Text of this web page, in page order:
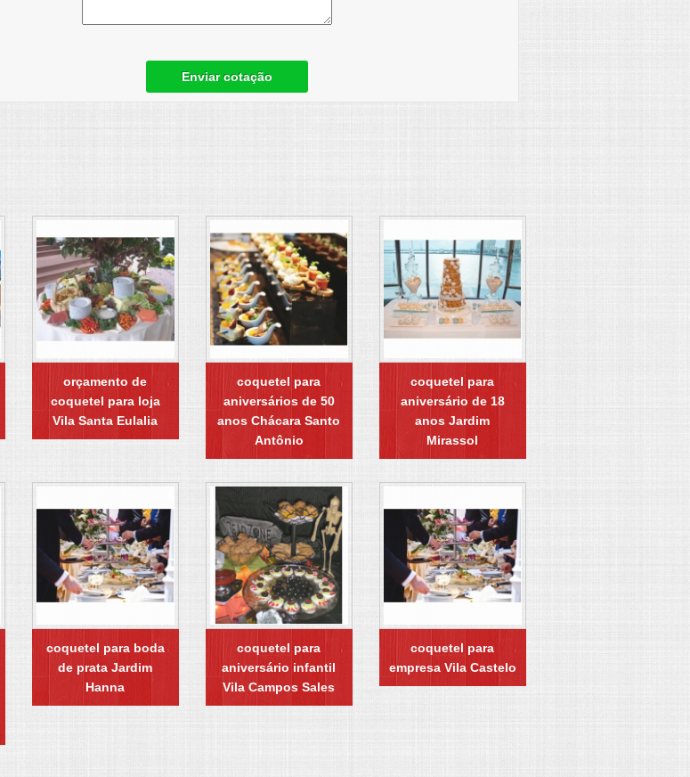
Enviar cotação
orçamento de
coquetel para loja
Vila Santa Eulalia
coquetel para
aniversários de 50
anos Chácara Santo
Antônio
coquetel para
aniversário de 18
anos Jardim
Mirassol
coquetel para boda
de prata Jardim
Hanna
coquetel para
aniversário infantil
Vila Campos Sales
coquetel para
empresa Vila Castelo